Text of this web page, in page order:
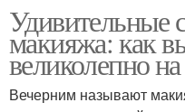
Удивительные
макияжа: как
великолепно
Вечерним называют